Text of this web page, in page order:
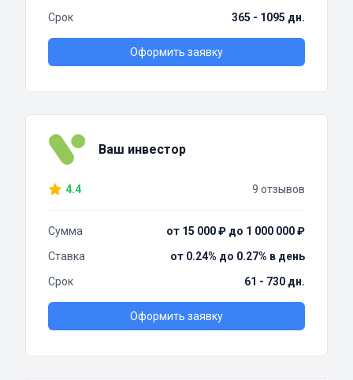
Срок
365 - 1095 дн.
Оформить заявку
Ваш инвестор
4.4 9 отзывов
Сумма
от 15 000 ₽ до 1 000 000 ₽
Ставка
от 0.24% до 0.27% в день
Срок
61 - 730 дн.
Оформить заявку